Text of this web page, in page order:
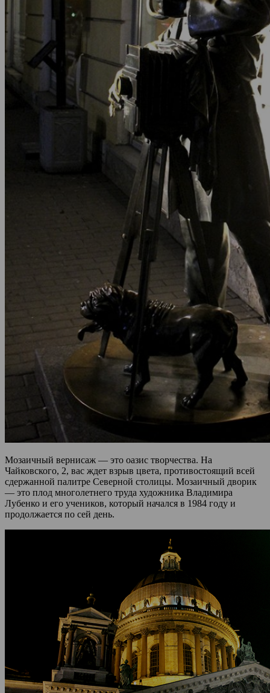
Мозаичный вернисаж — это оазис творчества. На
Чайковского, 2, вас ждет взрыв цвета, противостоящий всей
сдержанной палитре Северной столицы. Мозаичный дворик
— это плод многолетнего труда художника Владимира
Лубенко и его учеников, который начался в 1984 году и
продолжается по сей день.